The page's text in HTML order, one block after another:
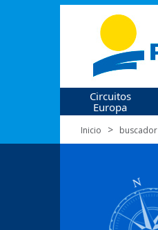
Circuitos
Europa
Inicio buscador